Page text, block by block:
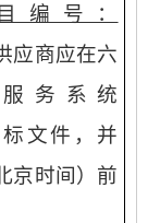
编号：
应商应在六
务系统
标文件，并
京时间）前